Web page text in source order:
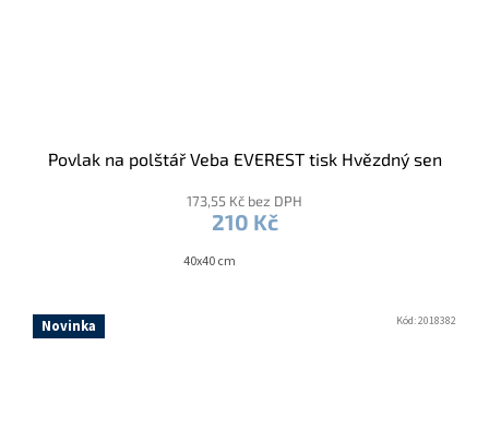
Povlak na polštář Veba EVEREST tisk Hvězdný sen
173,55 Kč bez DPH
210 Kč
40x40 cm
Novinka Kód:2018382